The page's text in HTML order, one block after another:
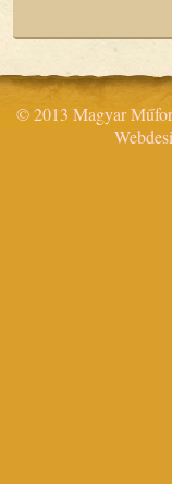
© 2013 Magyar